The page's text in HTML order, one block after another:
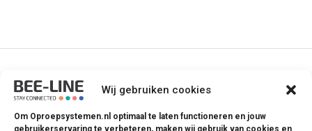
Wij gebruiken cookies
Om Oproepsystemen.nl optimaal te laten functioneren en jouw
Situatie: De klant roept de medewerker op